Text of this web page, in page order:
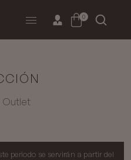
0
Outlet
periodo se servirán a partir del